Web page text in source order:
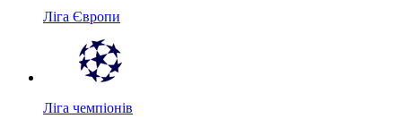
Ліга Європи
Ліга чемпіонів